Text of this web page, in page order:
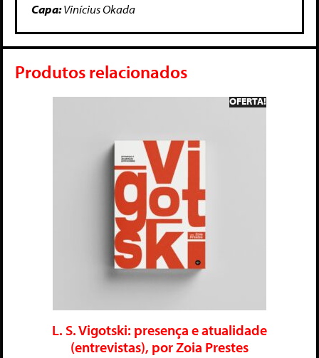
Capa:Vinícius Okada
Produtos relacionados
OFERTA!
L. S. Vigotski: presença e atualidade
(entrevistas), por Zoia Prestes